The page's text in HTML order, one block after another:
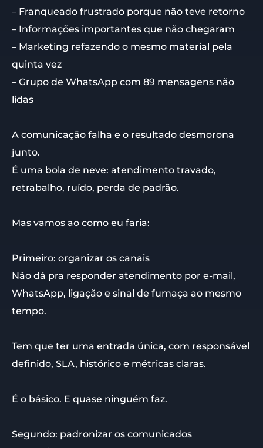
– Franqueado frustrado porque não teve retorno
– Informações importantes que não chegaram
– Marketing refazendo o mesmo material pela
quinta vez
– Grupo de WhatsApp com 89 mensagens não
lidas
A comunicação falha e o resultado desmorona
junto.
É uma bola de neve: atendimento travado,
retrabalho, ruído, perda de padrão.
Mas vamos ao como eu faria:
Primeiro: organizar os canais
Não dá pra responder atendimento por e-mail,
WhatsApp, ligação e sinal de fumaça ao mesmo
tempo.
Tem que ter uma entrada única, com responsável
definido, SLA, histórico e métricas claras.
É o básico. E quase ninguém faz.
Segundo: padronizar os comunicados